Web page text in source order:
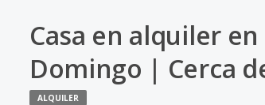
Casa en alquiler
Domingo | Cerca
ALQUILER